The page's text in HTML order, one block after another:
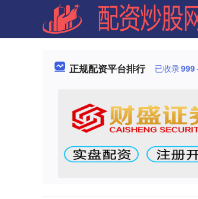
正规配资平台排行 已收录999